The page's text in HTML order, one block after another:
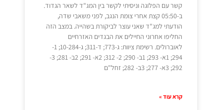
קשר עם הפלוגה וניסיתי לקשר בין המג"ד לשאר הגדוד.
ב-05:50 קצת אחרי צומת הנגב, לפני משאבי שדה,
הודעתי למג"ד שאני עוצר לביקורת בשהייה. במצב הזה
החליפו אחרוני החיילים את הבגדים האזרחיים
לאוברולים. רשימת ציוות: ג-773; ד-311; ג-10-284; 1-
294; 1א- 293; 1ב- 290; 2- 312; 2א- 291; 2ב- 281; 3-
292; 3א- 277; 3ב- 282; זחל"ם
קרא עוד »